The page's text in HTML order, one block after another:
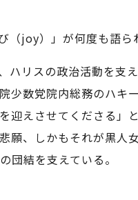
（joy）」が何度も語ら
リスの政治活動を支
少数党院内総務のハキ
迎えさせてくださる」
願、しかもそれが黒人
団結を支えている。